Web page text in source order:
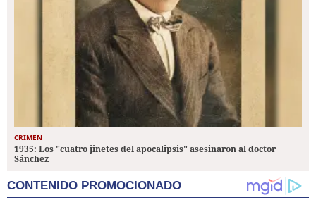
CRIMEN
1935: Los "cuatro jinetes del apocalipsis" asesinaron al doctor
Sánchez
CONTENIDO PROMOCIONADO